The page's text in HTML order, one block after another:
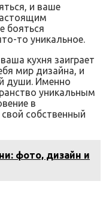
и ваше
бояться
то уникальное.
кухня заиграет
мир дизайна, и
души. Именно
уникальным
в
собственный
фото, дизайн и